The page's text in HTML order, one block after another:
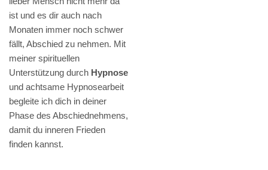
ist und es dir auch nach
Monaten immer noch schwer
fällt, Abschied zu nehmen. Mit
meiner spirituellen
Unterstützung durch Hypnose
und achtsame Hypnosearbeit
begleite ich dich in deiner
Phase des Abschiednehmens,
damit du inneren Frieden
finden kannst.